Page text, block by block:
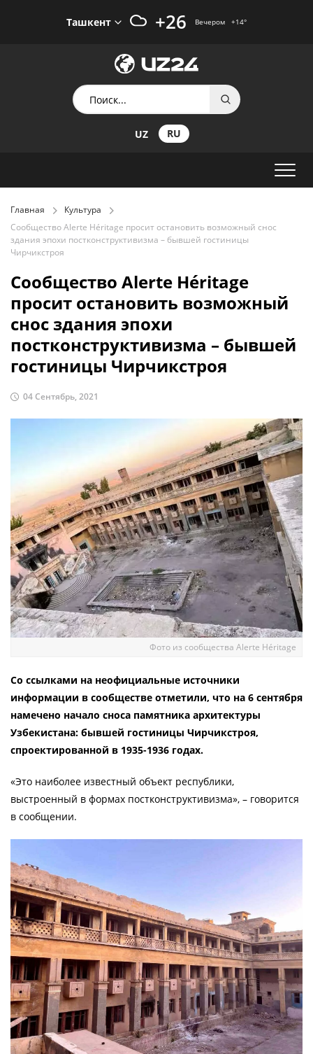
Ташкент +26 Вечером +14°
UZ RU
Главная
Культура
Сообщество Alerte Héritage просит остановить возможный снос
здания эпохи постконструктивизма – бывшей гостиницы
Чирчикстроя
Сообщество Alerte Héritage
просит остановить возможный
снос здания эпохи
постконструктивизма – бывшей
гостиницы Чирчикстроя
04 Сентябрь, 2021
Фото из сообщества Alerte Héritage
Со ссылками на неофициальные источники
информации в сообществе отметили, что на 6 сентября
намечено начало сноса памятника архитектуры
Узбекистана: бывшей гостиницы Чирчикстроя,
спроектированной в 1935-1936 годах.
«Это наиболее известный объект республики,
выстроенный в формах постконструктивизма», – говорится
в сообщении.